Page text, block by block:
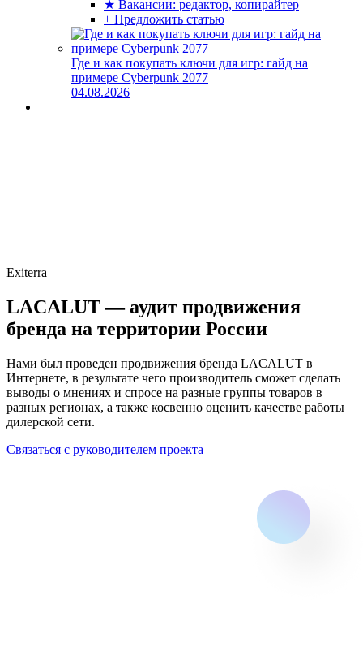
★ Вакансии: редактор, копирайтер
+ Предложить статью
Где и как покупать ключи для игр: гайд на
примере Cyberpunk 2077
04.08.2026
Exiterra
LACALUT — аудит продвижения
бренда на территории России
Нами был проведен продвижения бренда LACALUT в
Интернете, в результате чего производитель сможет сделать
выводы о мнениях и спросе на разные группы товаров в
разных регионах, а также косвенно оценить качестве работы
дилерской сети.
Связаться с руководителем проекта